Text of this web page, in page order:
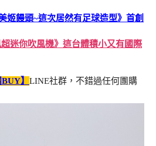
姬饅頭~這次居然有足球造型》首創
超迷你吹風機》這台體積小又有國際
】 LINE社群，不錯過任何團購